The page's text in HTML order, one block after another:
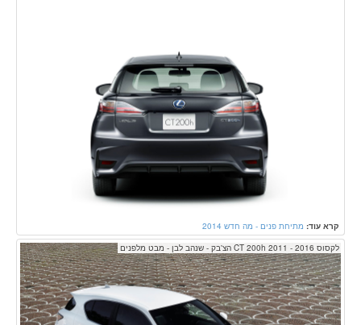
קרא עוד: מתיחת פנים - מה חדש 2014
לקסוס CT 200h 2011 - 2016 הצ'בק - שנהב לבן - מבט מלפנים